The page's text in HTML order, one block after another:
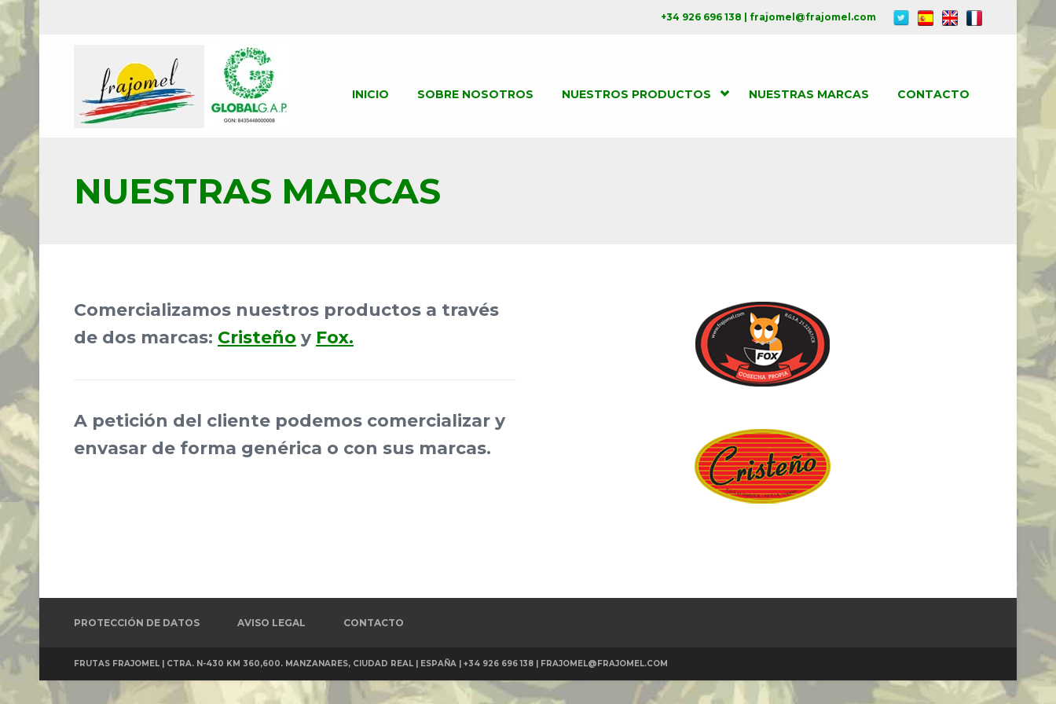
INICIO SOBRE NOSOTROS NUESTROS PRODUCTOS NUESTRAS MARCAS CONTACTO
+34 926 696 138 | frajomel@frajomel.com
NUESTRAS MARCAS
Comercializamos nuestros productos a través
de dos marcas: Cristeño y Fox.
A petición del cliente podemos comercializar y
envasar de forma genérica o con sus marcas.
PROTECCIÓN DE DATOS AVISO LEGAL CONTACTO
FRUTAS FRAJOMEL | CTRA. N-430 KM 360,600. MANZANARES, CIUDAD REAL | ESPAÑA | +34 926 696 138 | FRAJOMEL@FRAJOMEL.COM